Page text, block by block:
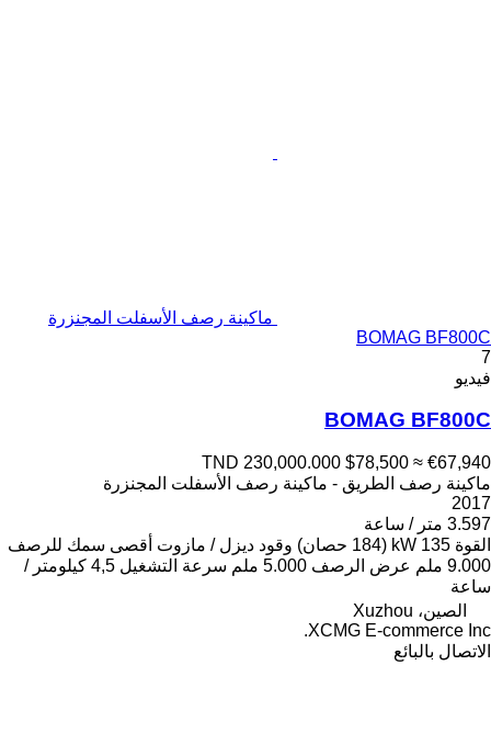
ماكينة رصف الأسفلت المجنزرة
BOMAG BF800C
7
فيديو
BOMAG BF800C
TND 230,000.000 $78,500 ≈ €67,940
ماكينة رصف الطريق - ماكينة رصف الأسفلت المجنزرة
2017
3.597 متر / ساعة
القوة 135 kW (184 حصان) وقود ديزل / مازوت أقصى سمك للرصف
9.000 ملم
عرض الرصف 5.000 ملم سرعة التشغيل
4,5 كيلومتر /
ساعة
الصين، Xuzhou
XCMG E-commerce Inc.
الاتصال بالبائع